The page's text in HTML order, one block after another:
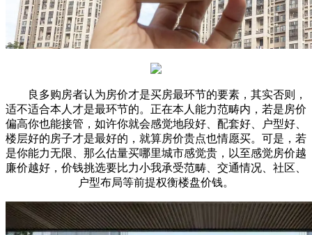
良多购房者认为房价才是买房最环节的要素，其实否则，
适不适合本人才是最环节的。正在本人能力范畴内，若是房价
偏高你也能接管，如许你就会感觉地段好、配套好、户型好、
楼层好的房子才是最好的，就算房价贵点也情愿买。可是，若
是你能力无限、那么估量买哪里城市感觉贵，以至感觉房价越
廉价越好，价钱挑选要比力小我承受范畴、交通情况、社区、
户型布局等前提权衡楼盘价钱。